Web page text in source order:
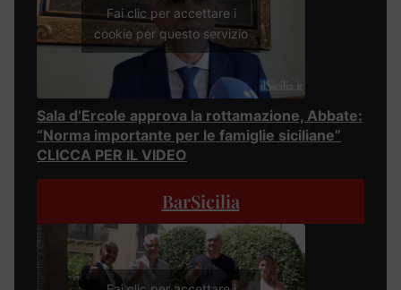
Fai clic per accettare i
cookie per questo servizio
Sala d’Ercole approva la rottamazione, Abbate:
“Norma importante per le famiglie siciliane”
CLICCA PER IL VIDEO
BarSicilia